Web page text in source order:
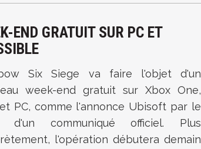
END GRATUIT SUR PC ET
Six Siege va faire l'objet d'un
week-end gratuit sur Xbox One,
PC, comme l'annonce Ubisoft par le
d'un communiqué officiel. Plus
l'opération débutera demain